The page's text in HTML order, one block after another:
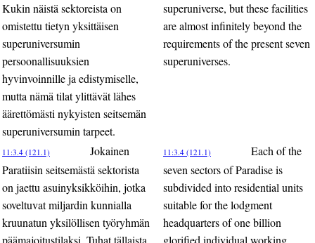
Kukin näistä sektoreista on
omistettu tietyn yksittäisen
superuniversumin
persoonallisuuksien
hyvinvoinnille ja edistymiselle,
mutta nämä tilat ylittävät lähes
äärettömästi nykyisten seitsemän
superuniversumin tarpeet.
superuniverse, but these facilities
are almost infinitely beyond the
requirements of the present seven
superuniverses.
11:3.4 (121.1)
Jokainen
Paratiisin seitsemästä sektorista
on jaettu asuinyksikköihin, jotka
soveltuvat miljardin kunnialla
kruunatun yksilöllisen työryhmän
päämajoitustilaksi. Tuhat tällaista
11:3.4 (121.1)
Each of the
seven sectors of Paradise is
subdivided into residential units
suitable for the lodgment
headquarters of one billion
glorified individual working